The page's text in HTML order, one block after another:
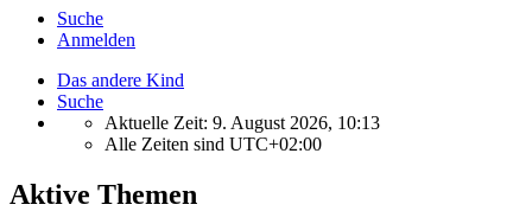
Suche
Anmelden
Das andere Kind
Suche
Aktuelle Zeit: 9. August 2026, 10:13
Alle Zeiten sind UTC+02:00
Aktive Themen